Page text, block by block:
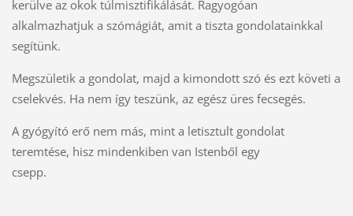
kerülve az okok túlmisztifikálását. Ragyogóan
alkalmazhatjuk a szómágiát, amit a tiszta gondolatainkkal
segítünk.
Megszületik a gondolat, majd a kimondott szó és ezt követi a
cselekvés. Ha nem így teszünk, az egész üres fecsegés.
A gyógyító erő nem más, mint a letisztult gondolat
teremtése, hisz mindenkiben van Istenből egy
csepp.